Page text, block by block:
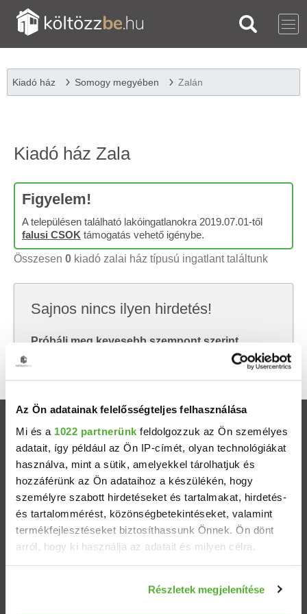
Az Ön adatainak felelősségteljes felhasználása
Mi és a 1022 partnerünk feldolgozzuk az Ön személyes
adatait, így például az Ön IP-címét, olyan technológiákat
használva, mint a sütik, amelyekkel tárolhatjuk és
hozzáférünk az Ön adataihoz a készülékén, hogy
személyre szabott hirdetéseket és tartalmakat, hirdetés-
és tartalommérést, közönségbetekintéseket, valamint
termékfejlesztéseket biztosíthassunk Önnek. Ön dönt
arról, hogy ki használja az adatait és milyen célra.
Információgyűjtés az Ön földrajzi elhelyezkedéséről
Részletek megjelenítése
Kiadó ház Somogy megyében Zalán
Kiadó ház Zala
Figyelem!
A településen található lakóingatlanokra 2019.07.01-től
falusi CSOK támogatás vehető igénybe.
Összesen 0 kiadó zalai ház típusú ingatlant találtunk
Sajnos nincs ilyen hirdetés!
Próbálj meg kevesebb szempont szerint
keresni, hátha akkor megtalálod, amit keresel.
Ingatlanok
Eladó házak
Eladó lakások
Települések